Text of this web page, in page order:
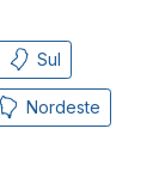
Sul
Nordeste